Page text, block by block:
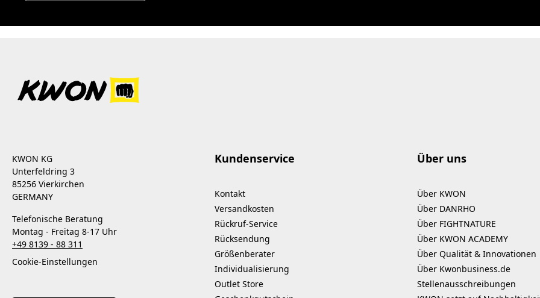
KWON KG
Unterfeldring 3
85256 Vierkirchen
GERMANY
Telefonische Beratung
Montag - Freitag 8-17 Uhr
+49 8139 - 88 311
Cookie-Einstellungen
Kundenservice
Kontakt
Versandkosten
Rückruf-Service
Rücksendung
Größenberater
Individualisierung
Outlet Store
Über uns
Über KWON
Über DANRHO
Über FIGHTNATURE
Über KWON ACADEMY
Über Qualität & Innovationen
Über Kwonbusiness.de
Stellenausschreibungen